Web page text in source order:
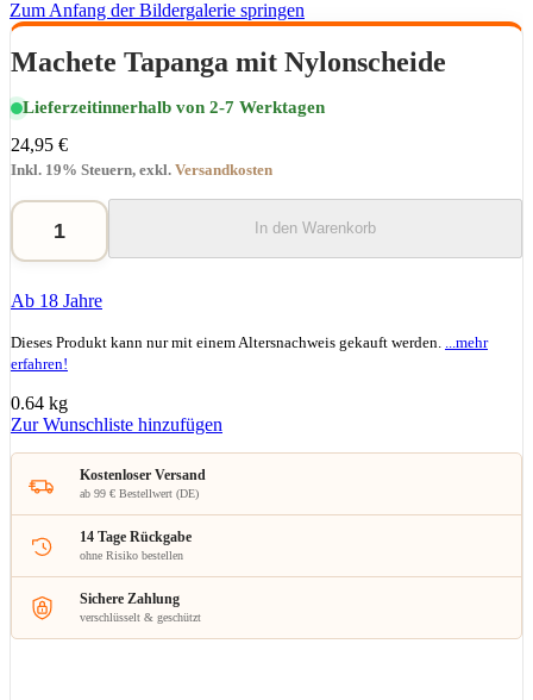
Zum Anfang der Bildergalerie springen
Machete Tapanga mit Nylonscheide
Lieferzeitinnerhalb von 2-7 Werktagen
24,95 €
Inkl. 19% Steuern, exkl. Versandkosten
In den Warenkorb
Ab 18 Jahre
Dieses Produkt kann nur mit einem Altersnachweis gekauft werden. ...mehr
erfahren!
0.64 kg
Zur Wunschliste hinzufügen
Kostenloser Versand
ab 99 € Bestellwert (DE)
14 Tage Rückgabe
ohne Risiko bestellen
Sichere Zahlung
verschlüsselt & geschützt